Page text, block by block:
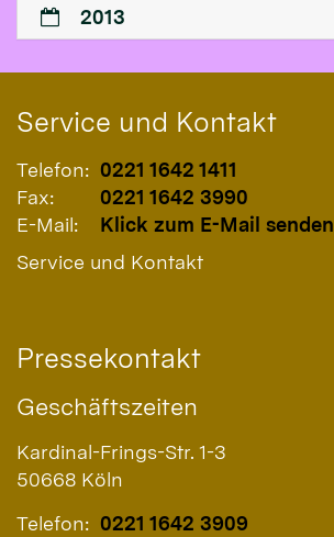
2013
Service und Kontakt
Telefon: 0221 1642 1411
Fax:
0221 1642 3990
E-Mail:
Klick zum E-Mail senden
Service und Kontakt
Pressekontakt
Geschäftszeiten
Kardinal-Frings-Str. 1-3
50668 Köln
Telefon: 0221 1642 3909